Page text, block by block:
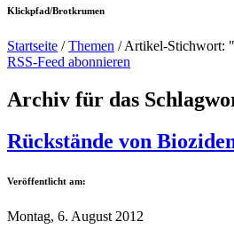
Klickpfad/Brotkrumen
Startseite /Themen /Artikel-Stichwort:
RSS-Feed abonnieren
Archiv für das
Rückstände von
Veröffentlicht am:
Montag, 6. August 2012